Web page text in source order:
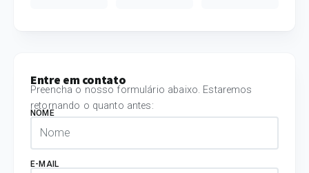
Entre em contato
Preencha o nosso formulário abaixo. Estaremos
retornando o quanto antes:
NOME
E-MAIL